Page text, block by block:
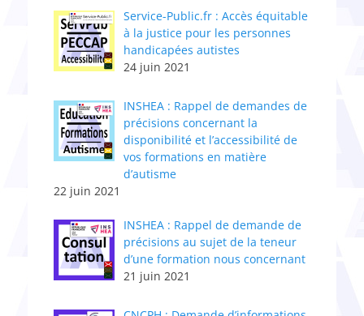
Service-Public.fr : Accès équitable
à la justice pour les personnes
handicapées autistes
24 juin 2021
INSHEA : Rappel de demandes de
précisions concernant la
disponibilité et l’accessibilité de
vos formations en matière
d’autisme
22 juin 2021
INSHEA : Rappel de demande de
précisions au sujet de la teneur
d’une formation nous concernant
21 juin 2021